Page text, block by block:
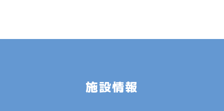
施設情報